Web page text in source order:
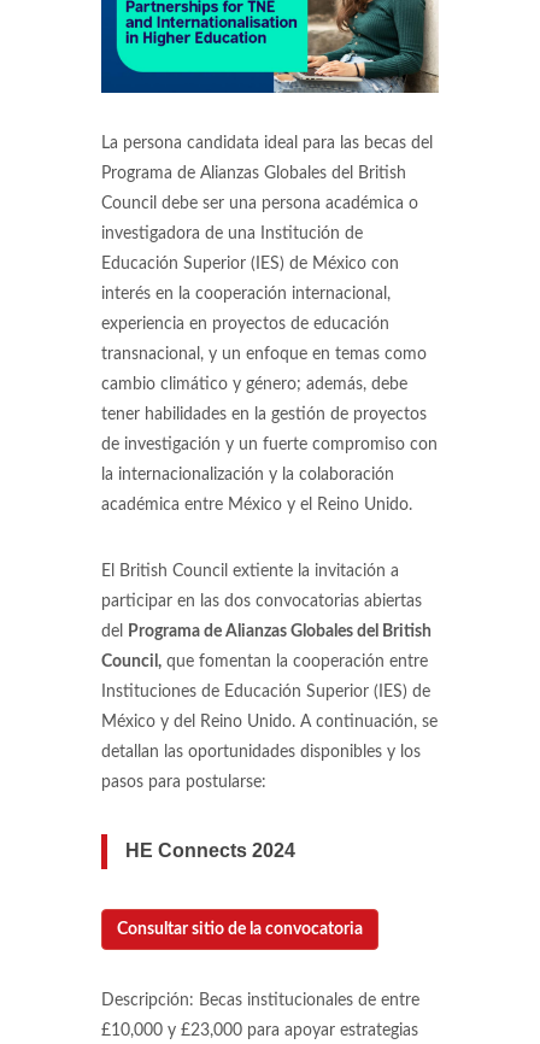
La persona candidata ideal para las becas del
Programa de Alianzas Globales del British
Council debe ser una persona académica o
investigadora de una Institución de
Educación Superior (IES) de México con
interés en la cooperación internacional,
experiencia en proyectos de educación
transnacional, y un enfoque en temas como
cambio climático y género; además, debe
tener habilidades en la gestión de proyectos
de investigación y un fuerte compromiso con
la internacionalización y la colaboración
académica entre México y el Reino Unido.
El British Council extiente la invitación a
participar en las dos convocatorias abiertas
del
Programa de Alianzas Globales del British
Council, que fomentan la cooperación entre
Instituciones de Educación Superior (IES) de
México y del Reino Unido. A continuación, se
detallan las oportunidades disponibles y los
pasos para postularse:
HE Connects 2024
Consultar sitio de la convocatoria
Descripción: Becas institucionales de entre
£10,000 y £23,000 para apoyar estrategias